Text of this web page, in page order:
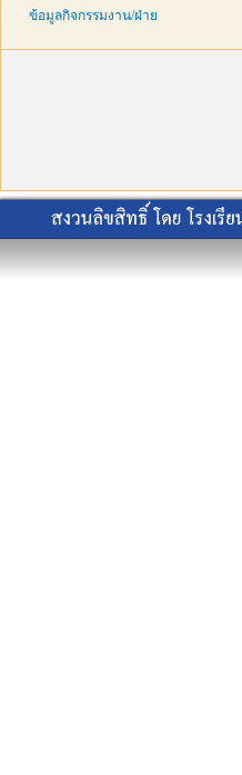
ข้อมูลกิจกรรมงาน/ฝ่าย